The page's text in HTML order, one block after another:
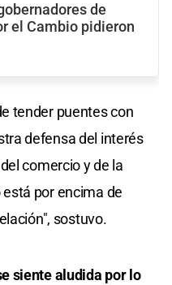
de
el Cambio pidieron
tender puentes con
defensa del interés
comercio y de la
por encima de
sostuvo.
siente aludida por lo